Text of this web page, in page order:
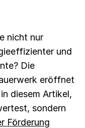
nicht nur
und
Die
eröffnet
diesem Artikel,
sondern
Förderung